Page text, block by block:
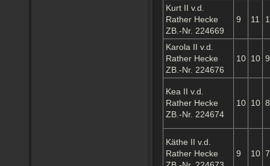
Kurt II v.d.
Rather Hecke
ZB.-Nr. 224669
9 11
Karola II v.d.
Rather Hecke
ZB.-Nr. 224676
10 10 9
Kea II v.d.
Rather Hecke
ZB.-Nr. 224674
10 10 8
Käthe II v.d.
Rather Hecke
9 10 7